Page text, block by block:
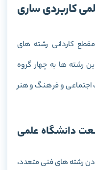
کاربردی ساری
کاردانی رشته های
رشته ها به چهار گروه
و فرهنگ و هنر
دانشگاه علمی
رشته های فنی متعدد،